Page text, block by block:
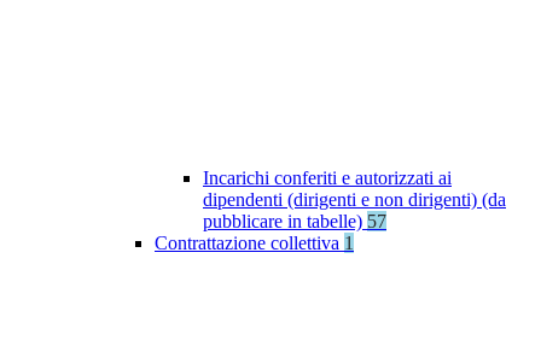
Incarichi conferiti e autorizzati ai
dipendenti (dirigenti e non dirigenti) (da
pubblicare in tabelle) 57
Contrattazione collettiva 1